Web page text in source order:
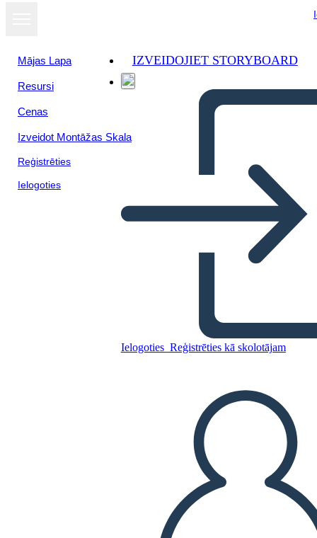
Mājas Lapa
Resursi
Cenas
Izveidot Montāžas Skala
Reģistrēties
Ielogoties
IZVEIDOJIET STORYBOARD
Ielogoties Reģistrēties kā skolotājam
Grāmatu Jaka 1
Kopējiet šo stāstu tabulu
IZVEIDOT STĀSTU SHĒMU
ATSKAŅOT SLAIDRĀDI
IZLASI MAN